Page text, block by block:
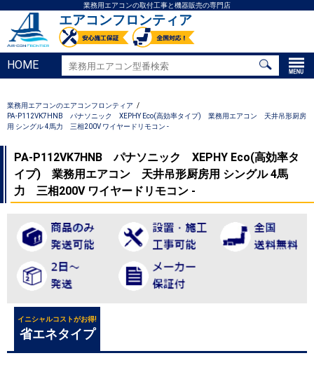
業務用エアコンの取付工事と機器販売の専門店
エアコンフロンティア
HOME
業務用エアコンのエアコンフロンティア
PA-P112VK7HNB パナソニック XEPHY Eco(高効率タイプ) 業務用エアコン 天井吊形厨房
用 シングル 4馬力 三相200V ワイヤードリモコン -
PA-P112VK7HNB パナソニック XEPHY Eco(高効率タ
イプ) 業務用エアコン 天井吊形厨房用 シングル 4馬
力 三相200V ワイヤードリモコン -
イニシャルコストがお得!
省エネタイプ